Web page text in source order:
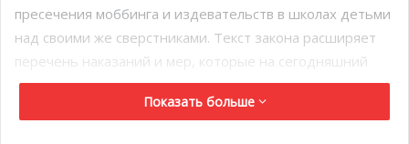
пресечения моббинга и издевательств в школах детьми
над своими же сверстниками. Текст закона расширяет
перечень наказаний и мер, которые на сегодняшний
день уже введены в практику департаментом
образования, молодежи и спорта.
Показать больше